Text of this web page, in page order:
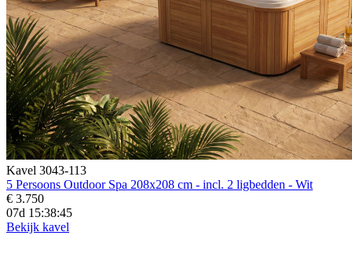
Kavel 3043-113
5 Persoons Outdoor Spa 208x208 cm - incl. 2 ligbedden - Wit
€ 3.750
07d 15:38:43
Bekijk kavel